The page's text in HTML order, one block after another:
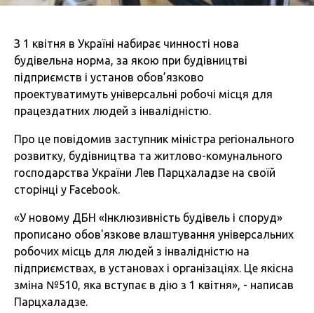
З 1 квітня в Україні набирає чинності нова
будівельна норма, за якою при будівництві
підприємств і установ обов’язково
проектуватимуть універсальні робочі місця для
працездатних людей з інвалідністю.
Про це повідомив заступник міністра регіонального
розвитку, будівництва та житлово-комунального
господарства України Лев Парцхаладзе на своїй
сторінці у Facebook.
«У новому ДБН «Інклюзивність будівель і споруд»
прописано обов'язкове влаштування універсальних
робочих місць для людей з інвалідністю на
підприємствах, в установах і організаціях. Це якісна
зміна №510, яка вступає в дію з 1 квітня», - написав
Парцхаладзе.